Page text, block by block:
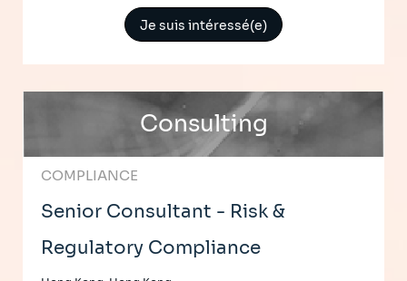
Je suis intéressé(e)
Consulting
COMPLIANCE
Senior Consultant - Risk &
Regulatory Compliance